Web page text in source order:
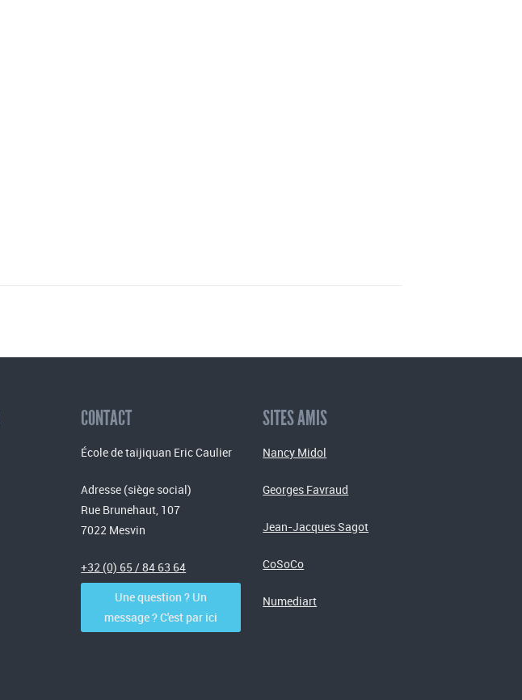
CONTACT
École de taijiquan Eric Caulier
Adresse (siège social)
Rue Brunehaut, 107
7022 Mesvin
+32 (0) 65 / 84 63 64
Une question ? Un
message ? C'est par ici
SITES AMIS
Nancy Midol
Georges Favraud
Jean-Jacques Sagot
CoSoCo
Numediart